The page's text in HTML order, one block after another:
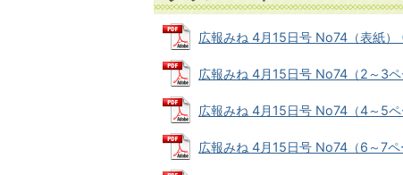
広報みね 4月15日号 No74（表紙
広報みね 4月15日号 No74（2～3
広報みね 4月15日号 No74（4～5
広報みね 4月15日号 No74（6～7